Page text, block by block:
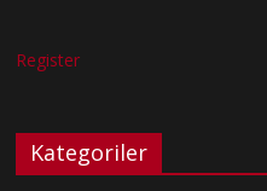
Register
Kategoriler